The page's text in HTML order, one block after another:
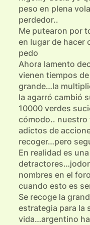
peso en plena
perdedor..
Me putearon por
en lugar de hacer
pedo
Ahora lamento
vienen tiempos
grande…la
la agarró cambió
10000 verdes
cómodo.. nuestro
adictos de
recoger…pero
En realidad es
nombres en el
cuando esto es
Se recoge la
estrategia para la
vida…argentino